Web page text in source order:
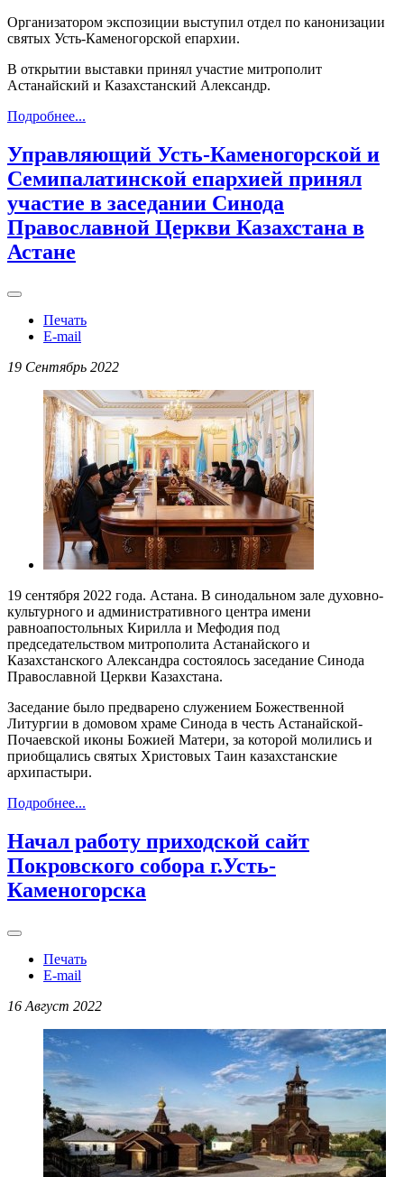
Организатором экспозиции выступил отдел по канонизации
святых Усть-Каменогорской епархии.
В открытии выставки принял участие митрополит
Астанайский и Казахстанский Александр.
Подробнее...
Управляющий Усть-Каменогорской и
Семипалатинской епархией принял
участие в заседании Синода
Православной Церкви Казахстана в
Астане
Печать
E-mail
19 Сентябрь 2022
19 сентября 2022 года. Астана. В синодальном зале духовно-
культурного и административного центра имени
равноапостольных Кирилла и Мефодия под
председательством митрополита Астанайского и
Казахстанского Александра состоялось заседание Синода
Православной Церкви Казахстана.
Заседание было предварено служением Божественной
Литургии в домовом храме Синода в честь Астанайской-
Почаевской иконы Божией Матери, за которой молились и
приобщались святых Христовых Таин казахстанские
архипастыри.
Подробнее...
Начал работу приходской сайт
Покровского собора г.Усть-
Каменогорска
Печать
E-mail
16 Август 2022